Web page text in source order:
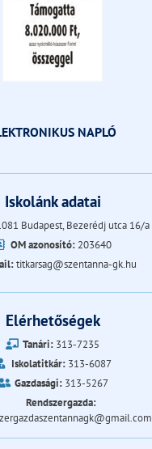
NAPLÓ
Iskolánk adatai
Budapest, Bezerédj utca 16/a
OM azonosító: 203640
titkarsag@szentanna-gk.hu
Elérhetőségek
Tanári: 313-7235
Iskolatitkár:313-6087
Gazdasági:313-5267
Rendszergazda: